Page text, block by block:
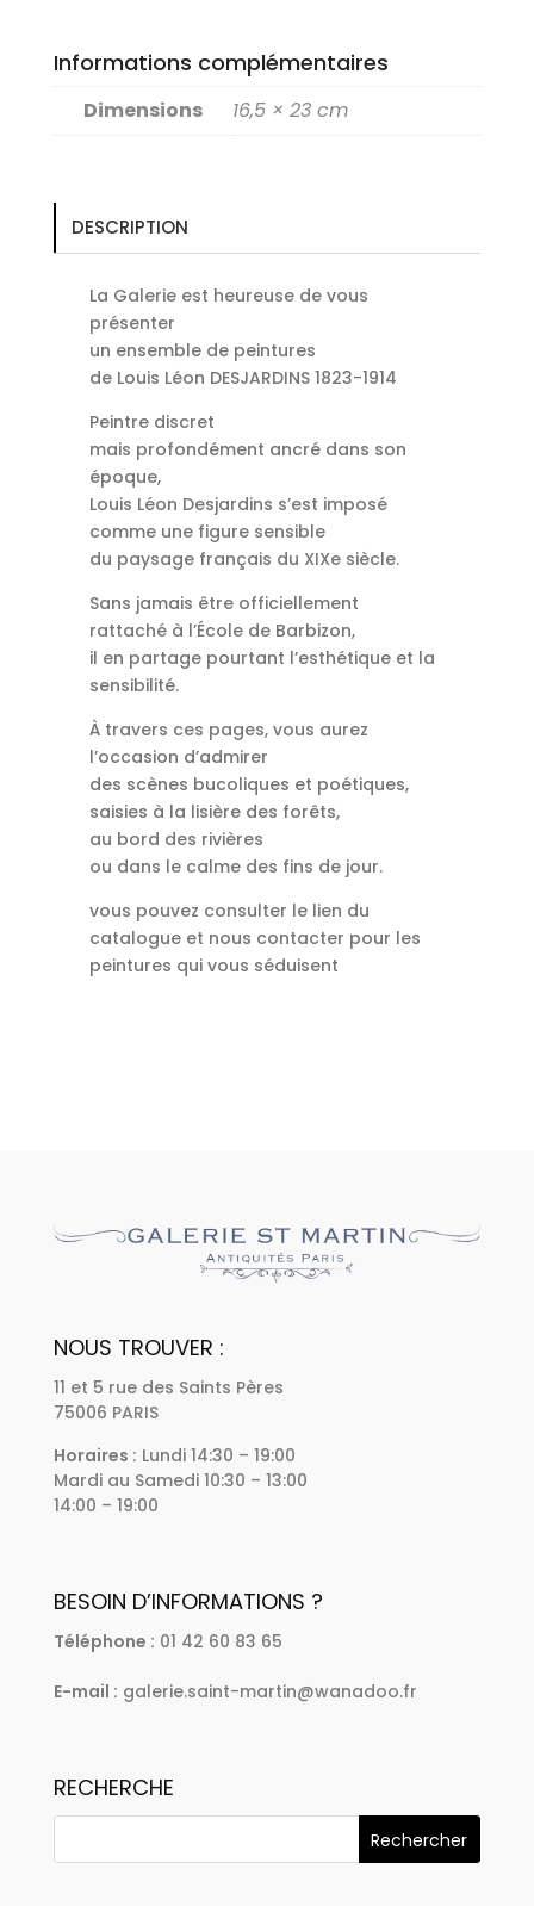
Informations complémentaires
Dimensions 16,5 × 23 cm
DESCRIPTION
La Galerie est heureuse de vous
présenter
un ensemble de peintures
de Louis Léon DESJARDINS 1823-1914
Peintre discret
mais profondément ancré dans son
époque,
Louis Léon Desjardins s’est imposé
comme une figure sensible
du paysage français du XIXe siècle.
Sans jamais être officiellement
rattaché à l’École de Barbizon,
il en partage pourtant l’esthétique et la
sensibilité.
À travers ces pages, vous aurez
l’occasion d’admirer
des scènes bucoliques et poétiques,
saisies à la lisière des forêts,
au bord des rivières
ou dans le calme des fins de jour.
vous pouvez consulter le lien du
catalogue et nous contacter pour les
peintures qui vous séduisent
NOUS TROUVER :
11 et 5 rue des Saints Pères
75006 PARIS
Horaires : Lundi 14:30 – 19:00
Mardi au Samedi 10:30 – 13:00
14:00 – 19:00
BESOIN D’INFORMATIONS ?
Téléphone : 01 42 60 83 65
E-mail : galerie.saint-martin@wanadoo.fr
RECHERCHE